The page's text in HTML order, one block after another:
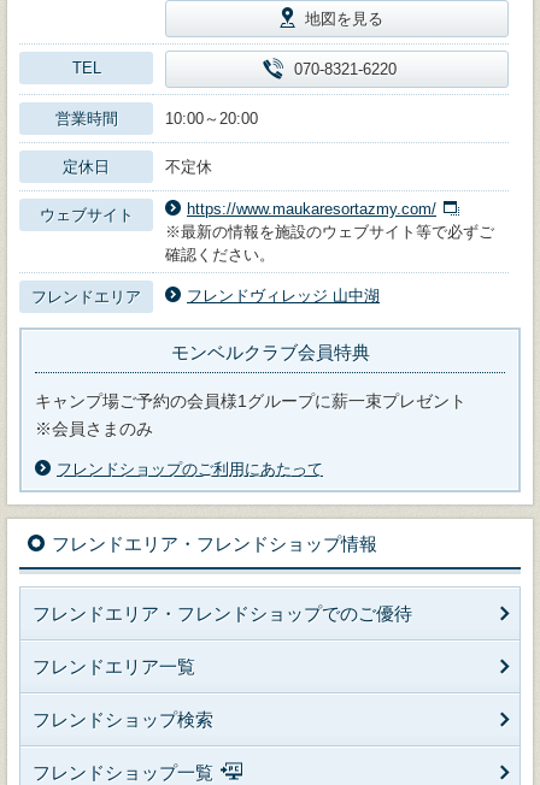
地図を見る
TEL 070-8321-6220
営業時間 10:00～20:00
定休日 不定休
ウェブサイト
https://www.maukaresortazmy.com/
※最新の情報を施設のウェブサイト等で必ずご
確認ください。
フレンドエリア フレンドヴィレッジ 山中湖
モンベルクラブ会員特典
キャンプ場ご予約の会員様1グループに薪一束プレゼント
※会員さまのみ
フレンドショップのご利用にあたって
フレンドエリア・フレンドショップ情報
フレンドエリア・フレンドショップでのご優待
フレンドエリア一覧
フレンドショップ検索
フレンドショップ一覧